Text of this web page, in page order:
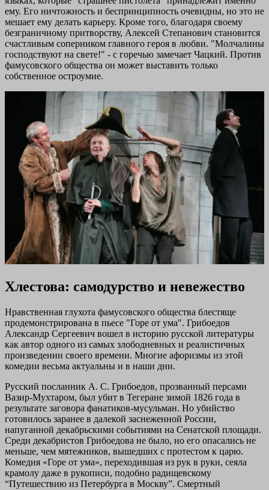
ему. Его ничтожность и беспринципность очевидны, но это не
мешает ему делать карьеру. Кроме того, благодаря своему
безграничному притворству, Алексей Степанович становится
счастливым соперником главного героя в любви. "Молчалины
господствуют на свете!" - с горечью замечает Чацкий. Против
фамусовского общества он может выставить только
собственное остроумие.
Хлестова: самодурство и невежество
Нравственная глухота фамусовского общества блестяще
продемонстрирована в пьесе "Горе от ума". Грибоедов
Александр Сергеевич вошел в историю русской литературы
как автор одного из самых злободневных и реалистичных
произведении своего времени. Многие афоризмы из этой
комедии весьма актуальны и в наши дни.
Русский посланник А. С. Грибоедов, прозванный персами
Вазир-Мухтаром, был убит в Тегеране зимой 1826 года в
результате заговора фанатиков-мусульман. Но убийство
готовилось заранее в далекой заснеженной России,
напуганной декабрьскими событиями на Сенатской площади.
Среди декабристов Грибоедова не было, но его опасались не
меньше, чем мятежников, вышедших с протестом к царю.
Комедия «Горе от ума», переходившая из рук в руки, сеяла
крамолу даже в рукописи, подобно радищевскому
“Путешествию из Петербурга в Москву”. Смертный